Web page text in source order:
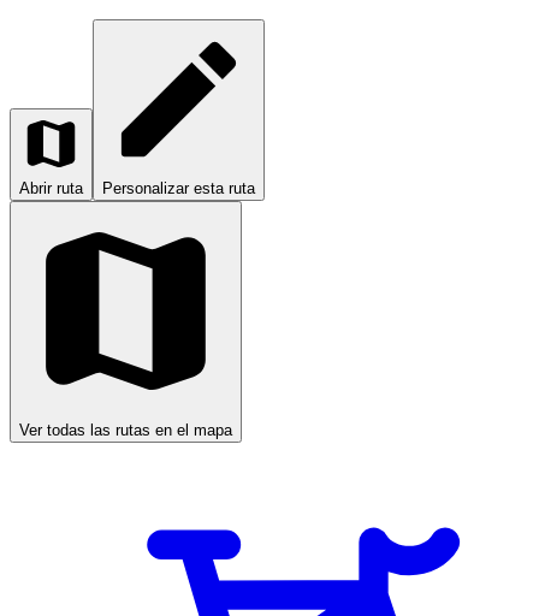
Abrir ruta Personalizar esta ruta
Ver todas las rutas en el mapa